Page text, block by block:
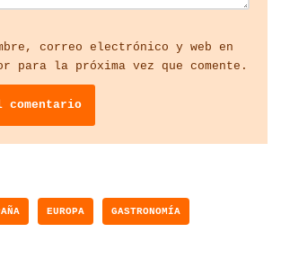
correo electrónico y web en
para la próxima vez que comente.
EUROPA GASTRONOMÍA